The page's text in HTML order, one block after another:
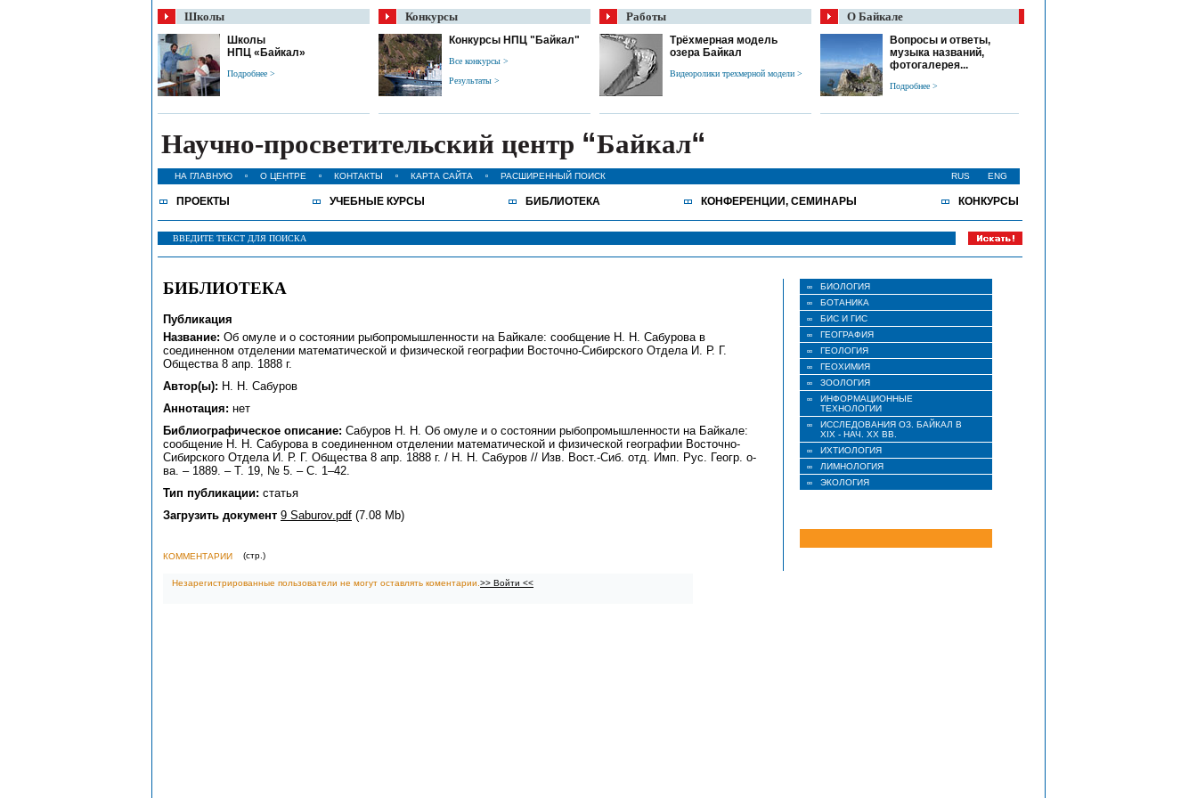
Школы
Школы
НПЦ «Байкал»
Подробнее >
Конкурсы
Конкурсы НПЦ "Байкал"
Все конкурсы >
Результаты >
Работы
Трёхмерная модель
озера Байкал
Видеоролики трехмерной модели >
О Байкале
Вопросы и ответы,
музыка названий,
фотогалерея...
Подробнее >
Научно-просветительский центр “Байкал“
НА ГЛАВНУЮ О ЦЕНТРЕ КОНТАКТЫ КАРТА САЙТА РАСШИРЕННЫЙ ПОИСК ENG
RUS
ПРОЕКТЫ УЧЕБНЫЕ КУРСЫ БИБЛИОТЕКА КОНФЕРЕНЦИИ, СЕМИНАРЫ КОНКУРСЫ
БИОЛОГИЯ
БОТАНИКА
БИС И ГИС
ГЕОГРАФИЯ
ГЕОЛОГИЯ
ГЕОХИМИЯ
ЗООЛОГИЯ
ИНФОРМАЦИОННЫЕ
ТЕХНОЛОГИИ
ИССЛЕДОВАНИЯ ОЗ. БАЙКАЛ В
XIX - НАЧ. XX ВВ.
ИХТИОЛОГИЯ
ЛИМНОЛОГИЯ
ЭКОЛОГИЯ
БИБЛИОТЕКА
Публикация
Название: Об омуле и о состоянии рыбопромышленности на Байкале: сообщение Н. Н. Сабурова в
соединенном отделении математической и физической географии Восточно-Сибирского Отдела И. Р. Г.
Общества 8 апр. 1888 г.
Автор(ы): Н. Н. Сабуров
Аннотация: нет
Библиографическое описание: Сабуров Н. Н. Об омуле и о состоянии рыбопромышленности на Байкале:
сообщение Н. Н. Сабурова в соединенном отделении математической и физической географии Восточно-
Сибирского Отдела И. Р. Г. Общества 8 апр. 1888 г. / Н. Н. Сабуров // Изв. Вост.-Сиб. отд. Имп. Рус. Геогр. о-
ва. – 1889. – Т. 19, № 5. – С. 1–42.
Тип публикации: статья
Загрузить документ 9 Saburov.pdf (7.08 Mb)
КОММЕНТАРИИ (стр. )
Незарегистрированные пользователи не могут оставлять коментарии. >> Войти <<